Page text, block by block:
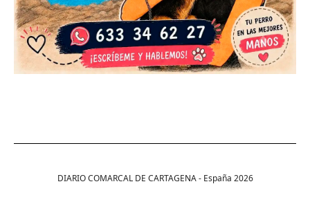
DIARIO COMARCAL DE CARTAGENA - España 2026